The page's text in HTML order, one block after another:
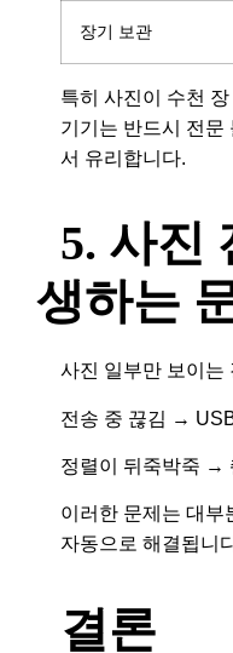
장기 보관
특히 사진이 수천
기기는 반드시 전문
서 유리합니다.
5. 사진
생하는
사진 일부만 보이
전송 중 끊김 →
정렬이 뒤죽박죽 →
이러한 문제는 대부
자동으로 해결됩니
결론